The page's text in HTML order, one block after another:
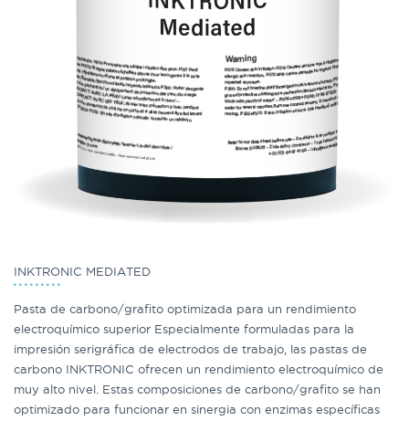
INKTRONIC MEDIATED
Pasta de carbono/grafito optimizada para un rendimiento
electroquímico superior Especialmente formuladas para la
impresión serigráfica de electrodos de trabajo, las pastas de
carbono INKTRONIC ofrecen un rendimiento electroquímico de
muy alto nivel. Estas composiciones de carbono/grafito se han
optimizado para funcionar en sinergia con enzimas específicas